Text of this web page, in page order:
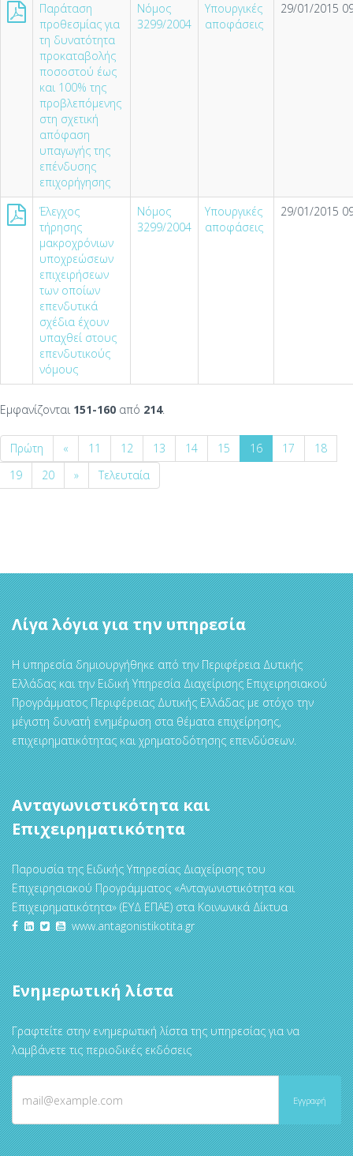
Παράταση
προθεσμίας για
τη δυνατότητα
προκαταβολής
ποσοστού έως
και 100% της
προβλεπόμενης
στη σχετική
απόφαση
υπαγωγής της
επένδυσης
επιχορήγησης
Νόμος
3299/2004
Υπουργικές
αποφάσεις
29/01/2015
Έλεγχος
τήρησης
μακροχρόνιων
υποχρεώσεων
επιχειρήσεων
των οποίων
επενδυτικά
σχέδια έχουν
υπαχθεί στους
επενδυτικούς
νόμους
Νόμος
3299/2004
Υπουργικές
αποφάσεις
29/01/2015
Εμφανίζονται 151-160 από 214.
Πρώτη « 11 12 13 14 15 16 17
18
19
20 » Τελευταία
Λίγα λόγια για την υπηρεσία
Η υπηρεσία δημιουργήθηκε από την Περιφέρεια Δυτικής
Ελλάδας και την Ειδική Υπηρεσία Διαχείρισης Επιχειρησιακού
Προγράμματος Περιφέρειας Δυτικής Ελλάδας με στόχο την
μέγιστη δυνατή ενημέρωση στα θέματα επιχείρησης,
επιχειρηματικότητας και χρηματοδότησης επενδύσεων.
Ανταγωνιστικότητα και
Επιχειρηματικότητα
Παρουσία της Ειδικής Υπηρεσίας Διαχείρισης του
Επιχειρησιακού Προγράμματος «Ανταγωνιστικότητα και
Επιχειρηματικότητα» (ΕΥΔ ΕΠΑΕ) στα Κοινωνικά Δίκτυα
www.antagonistikotita.gr
Ενημερωτική λίστα
Γραφτείτε στην ενημερωτική λίστα της υπηρεσίας για να
λαμβάνετε τις περιοδικές εκδόσεις